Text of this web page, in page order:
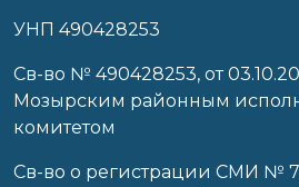
УНП 490428253
Cв-во № 490428253, от
Мозырским районным
комитетом
Св-во о регистрации СМИ №